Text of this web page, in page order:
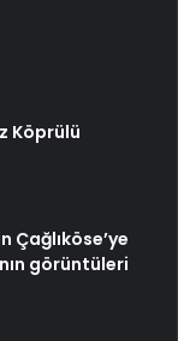
Köprülü
Çağlıköse’ye
görüntüleri